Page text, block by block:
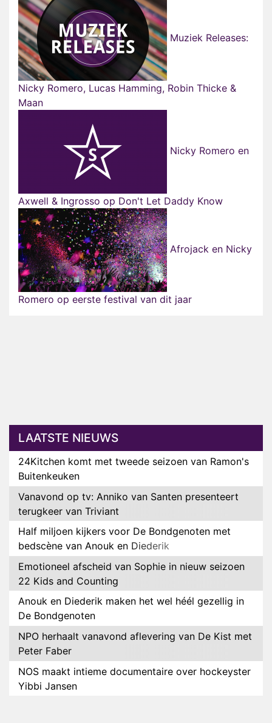
Muziek Releases:
Nicky Romero, Lucas Hamming, Robin Thicke &
Maan
Nicky Romero en
Axwell & Ingrosso op Don't Let Daddy Know
Afrojack en Nicky
Romero op eerste festival van dit jaar
LAATSTE NIEUWS
24Kitchen komt met tweede seizoen van Ramon's
Buitenkeuken
Vanavond op tv: Anniko van Santen presenteert
terugkeer van Triviant
Half miljoen kijkers voor De Bondgenoten met
bedscène van Anouk en Diederik
Emotioneel afscheid van Sophie in nieuw seizoen
22 Kids and Counting
Anouk en Diederik maken het wel héél gezellig in
De Bondgenoten
NPO herhaalt vanavond aflevering van De Kist met
Peter Faber
NOS maakt intieme documentaire over hockeyster
Yibbi Jansen